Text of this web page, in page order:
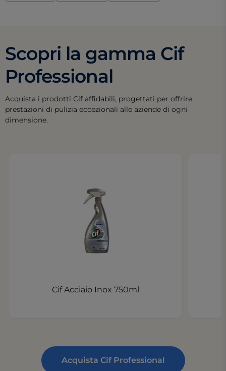
Scopri la gamma Cif
Professional
Acquista i prodotti Cif affidabili, progettati per offrire
prestazioni di pulizia eccezionali alle aziende di ogni
dimensione.
Cif Acciaio Inox 750ml
Acquista Cif Professional